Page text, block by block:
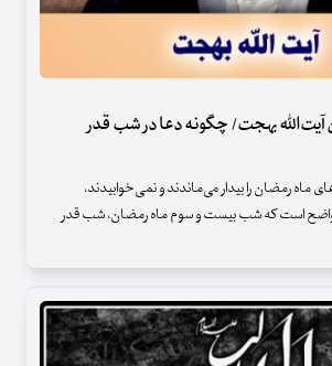
آیت‌الله بهجت/ چگونه دعا در شب قدر
ماه رمضان را بیدار می‌ماندند و نمی‌خوابیدند،
واضح است که شب بیست و سوم ماه رمضان، شب قدر